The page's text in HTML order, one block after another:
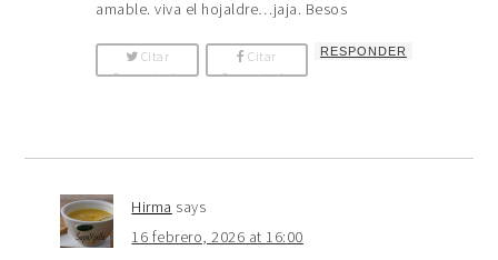
amable. viva el hojaldre…jaja. Besos
Citar
Comentario
Citar
Comentario
RESPONDER
Hirma says
16 febrero, 2026 at 16:00